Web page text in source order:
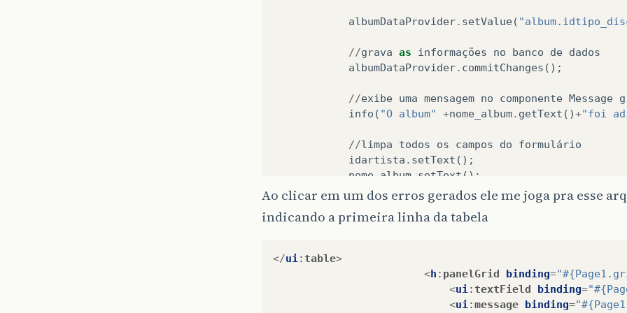
method setText()
class com sun .rave.web.ui .component. TextField
Documents and Settings \Administrador\colecao2009
Documents and Settings\ Administrador
albumDataProvider. setValue(
//grava as informações no banco de dados
albumDataProvider. commitChanges ();
//exibe uma mensagem no componente Message
info ( "O album" +nome_album. getText ()+"foi
//limpa todos os campos do
formulário
idartista . setText ();
nome_album setText ();
descricao_album
setText
setText
idtipo_disco. setText();
cache banco de
dados
alterações no
componente
Ao clicar em um dos erros gerados ele me joga pra esse
indicando a primeira linha da tabela
</ui :table>
<h : panelGrid binding=
<ui :textField binding=
<ui :message binding=